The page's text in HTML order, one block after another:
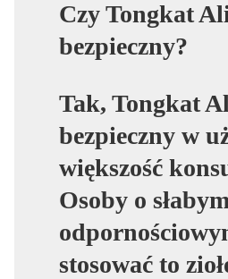
Czy Tongkat
bezpieczny?
Tak, Tongkat
bezpieczny w
większość
Osoby o
stosować to